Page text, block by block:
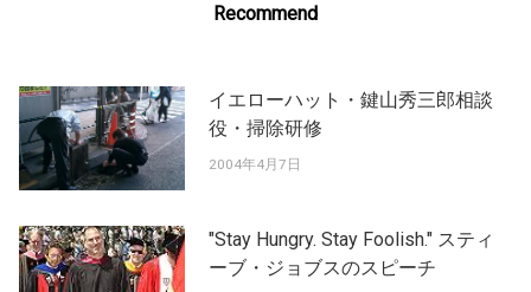
Recommend
イエローハット・鍵山秀三郎相談
役・掃除研修
2004年4月7日
"Stay Hungry. Stay Foolish." スティ
ーブ・ジョブスのスピーチ